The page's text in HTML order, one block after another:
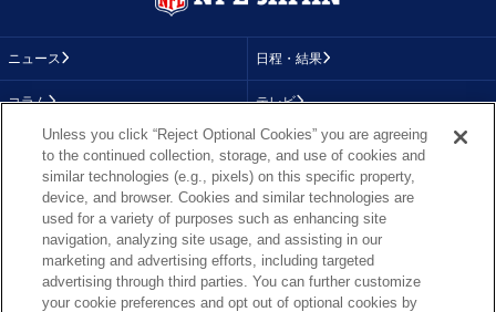
ニュース 日程・結果
コラム テレビ
画像
順位表
About NFL
More NFL 特集
Unless you click “Reject Optional Cookies” you are agreeing
to the continued collection, storage, and use of cookies and
similar technologies (e.g., pixels) on this specific property,
device, and browser. Cookies and similar technologies are
used for a variety of purposes such as enhancing site
navigation, analyzing site usage, and assisting in our
marketing and advertising efforts, including targeted
advertising through third parties. You can further customize
your cookie preferences and opt out of optional cookies by